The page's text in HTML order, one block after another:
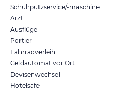
Schuhputzservice/-maschine
Arzt
Ausflüge
Portier
Fahrradverleih
Geldautomat vor Ort
Devisenwechsel
Hotelsafe